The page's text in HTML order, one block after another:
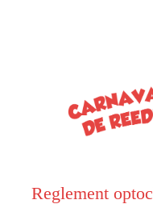
Reglement